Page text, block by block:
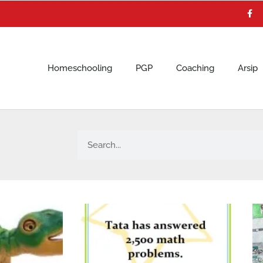
a
c
e
Homeschooling PGP Coaching Arsip